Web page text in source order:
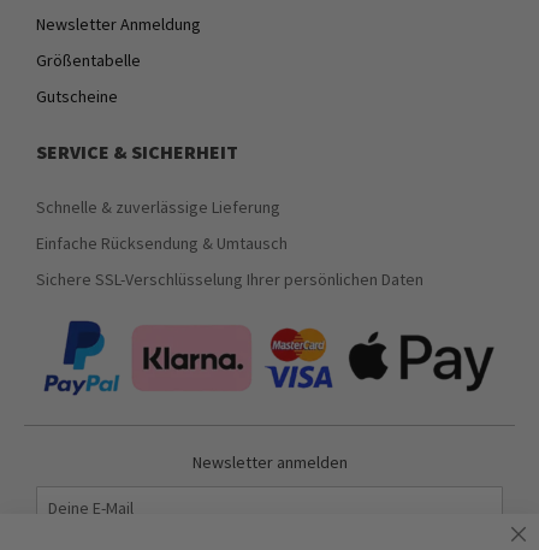
Newsletter Anmeldung
Größentabelle
Gutscheine
SERVICE & SICHERHEIT
Schnelle & zuverlässige Lieferung
Einfache Rücksendung & Umtausch
Sichere SSL-Verschlüsselung Ihrer persönlichen Daten
Newsletter anmelden